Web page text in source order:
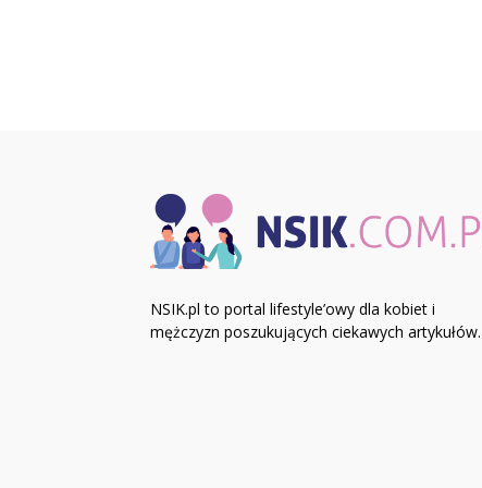
NSIK.pl to portal lifestyle’owy dla kobiet i
mężczyzn poszukujących ciekawych artykułów.